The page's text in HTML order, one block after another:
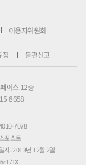
이용자위원회
정 불편신고
이스 12층
8658
7078
포스트
자: 2013년 12월 2일
171X